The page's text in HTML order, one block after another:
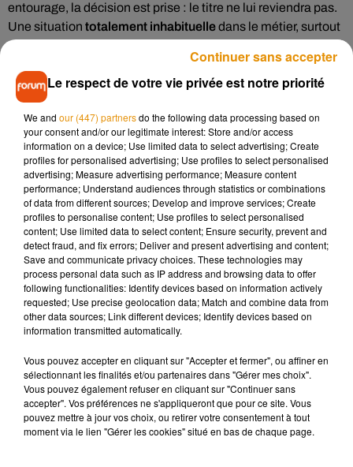
entourage, la décision est prise : le titre ne lui reviendra pas.
Une situation totalement inhabituelledans le métier, surtout
à l’époque, où les chansons étaient rarement retirées à des
Ironie délicieuse : malgré son titre,It’s Not Unusualest tout
installe Tom Jones comme une nouvelle figure
incontournable de la pop britannique. Charisme, voix,
présence : tout est déjà là.
Ce qui ne devait être qu’un essai devient le point de départ
d’une carrière légendaire.It’s Not Unusual, c’est bien plus
qu’un tube : c’est l’acte de naissance d’un monument de la
musique populaire.
Cet élément est masqué compte-tenu du refus du
dépôt de cookies que vous avez exprimé. Si vous
en cliquant sur le bouton ci-dessous.
Afficher l'élément
Le respect de votre vie privée est notre priorité
We and our (447) partnersdo the following data processing based on
your consent and/or our legitimate interest: Store and/or access
information on a device; Use limited data to select advertising; Create
profiles for personalised advertising; Use profiles to select personalised
advertising; Measure advertising performance; Measure content
performance; Understand audiences through statistics or combinations
of data from different sources; Develop and improve services; Create
profiles to personalise content; Use profiles to select personalised
content; Use limited data to select content; Ensure security, prevent and
detect fraud, and fix errors; Deliver and present advertising and content;
Save and communicate privacy choices. These technologies may
process personal data such as IP address and browsing data to offer
following functionalities: Identify devices based on information actively
requested; Use precise geolocation data; Match and combine data from
other data sources; Link different devices; Identify devices based on
information transmitted automatically.
Vous pouvez accepter en cliquant sur "Accepter et fermer", ou affiner en
sélectionnant les finalités et/ou partenaires dans "Gérer mes choix".
Vous pouvez également refuser en cliquant sur "Continuer sans
accepter". Vos préférences ne s'appliqueront que pour ce site. Vous
pouvez mettre à jour vos choix, ou retirer votre consentement à tout
moment via le lien "Gérer les cookies" situé en bas de chaque page.
Continuer sans accepter